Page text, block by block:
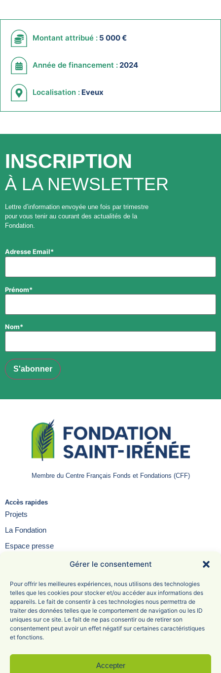
Gérer le consentement
Pour offrir les meilleures expériences, nous utilisons des technologies
telles que les cookies pour stocker et/ou accéder aux informations des
appareils. Le fait de consentir à ces technologies nous permettra de
traiter des données telles que le comportement de navigation ou les ID
uniques sur ce site. Le fait de ne pas consentir ou de retirer son
consentement peut avoir un effet négatif sur certaines caractéristiques
et fonctions.
Accepter
Montant attribué : 5 000 €
Année de financement :2024
Localisation : Eveux
INSCRIPTION
À LA NEWSLETTER
Lettre d’information envoyée une fois par trimestre
pour vous tenir au courant des actualités de la
Fondation.
Adresse Email*
Prénom*
Nom*
Accès rapides
Projets
La Fondation
Espace presse
Membre du Centre Français Fonds et Fondations (CFF)
Fondation Saint-Irénée
6 Avenue Adolphe Max